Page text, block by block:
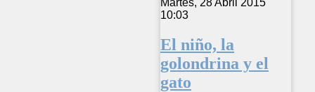
Martes, 28 Abril 2015
10:03
El niño, la
golondrina y el
gato